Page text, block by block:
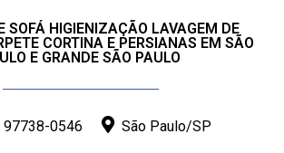
SOFÁ HIGIENIZAÇÃO LAVAGEM DE
CORTINA E PERSIANAS EM SÃO
E GRANDE SÃO PAULO
97738-0546 São Paulo/SP